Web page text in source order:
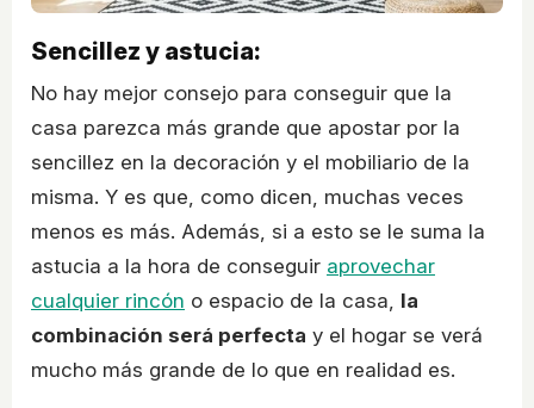
Sencillez y astucia:
No hay mejor consejo para conseguir que la
casa parezca más grande que apostar por la
sencillez en la decoración y el mobiliario de la
misma. Y es que, como dicen, muchas veces
menos es más. Además, si a esto se le suma la
astucia a la hora de conseguir aprovechar
cualquier rincón o espacio de la casa, la
combinación será perfecta y el hogar se verá
mucho más grande de lo que en realidad es.